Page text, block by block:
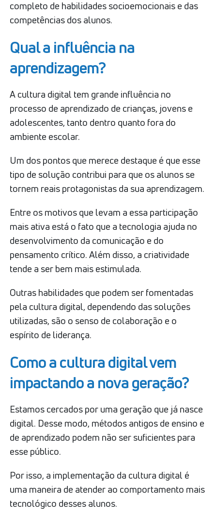
completo de habilidades socioemocionais e das
competências dos alunos.
Qual a influência na
aprendizagem?
A cultura digital tem grande influência no
processo de aprendizado de crianças, jovens e
adolescentes, tanto dentro quanto fora do
ambiente escolar.
Um dos pontos que merece destaque é que esse
tipo de solução contribui para que os alunos se
tornem reais protagonistas da sua aprendizagem.
Entre os motivos que levam a essa participação
mais ativa está o fato que a tecnologia ajuda no
desenvolvimento da comunicação e do
pensamento crítico. Além disso, a criatividade
tende a ser bem mais estimulada.
Outras habilidades que podem ser fomentadas
pela cultura digital, dependendo das soluções
utilizadas, são o senso de colaboração e o
espírito de liderança.
Como a cultura digital vem
impactando a nova geração?
Estamos cercados por uma geração que já nasce
digital. Desse modo, métodos antigos de ensino e
de aprendizado podem não ser suficientes para
esse público.
Por isso, a implementação da cultura digital é
uma maneira de atender ao comportamento mais
tecnológico desses alunos.